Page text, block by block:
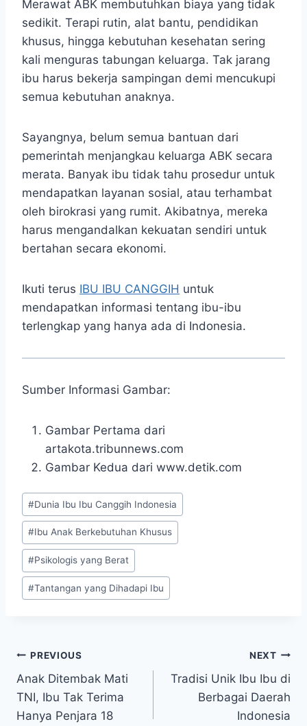
Merawat ABK membutuhkan biaya yang tidak
sedikit. Terapi rutin, alat bantu, pendidikan
khusus, hingga kebutuhan kesehatan sering
kali menguras tabungan keluarga. Tak jarang
ibu harus bekerja sampingan demi mencukupi
semua kebutuhan anaknya.
Sayangnya, belum semua bantuan dari
pemerintah menjangkau keluarga ABK secara
merata. Banyak ibu tidak tahu prosedur untuk
mendapatkan layanan sosial, atau terhambat
oleh birokrasi yang rumit. Akibatnya, mereka
harus mengandalkan kekuatan sendiri untuk
bertahan secara ekonomi.
Ikuti terus IBU IBU CANGGIH untuk
mendapatkan informasi tentang ibu-ibu
terlengkap yang hanya ada di Indonesia.
Sumber Informasi Gambar:
Gambar Pertama dari
artakota.tribunnews.com
Gambar Kedua dari www.detik.com
Post
Tags:
#Dunia Ibu Ibu Canggih Indonesia
#Ibu Anak Berkebutuhan Khusus
#Psikologis yang Berat
#Tantangan yang Dihadapi Ibu
Post
navigation
PREVIOUS
Anak Ditembak Mati
TNI, Ibu Tak Terima
Hanya Penjara 18
NEXT
Tradisi Unik Ibu Ibu di
Berbagai Daerah
Indonesia